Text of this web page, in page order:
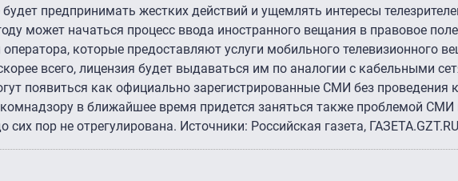
предпринимать жестких действий и ущемлять интересы
может начаться процесс ввода иностранного вещания в правовое
оператора, которые предоставляют услуги мобильного телевизионного
всего, лицензия будет выдаваться им по аналогии с кабельными
появиться как официально зарегистрированные СМИ без проведения
в ближайшее время придется заняться также проблемой СМИ
сих пор не отрегулирована. Источники: Российская газета, ГАЗЕТА.GZT.RU